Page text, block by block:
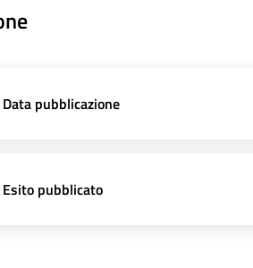
Data pubblicazione
Esito pubblicato